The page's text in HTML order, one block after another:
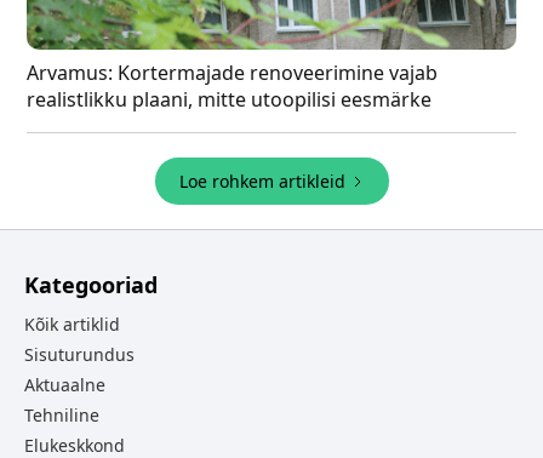
Arvamus: Kortermajade renoveerimine vajab
realistlikku plaani, mitte utoopilisi eesmärke
Loe rohkem artikleid
Kategooriad
Kõik artiklid
Sisuturundus
Aktuaalne
Tehniline
Elukeskkond